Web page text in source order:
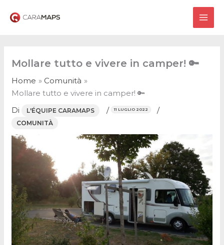
Mollare tutto e vivere in camper! 🔑
Home
Comunità
Mollare tutto e vivere in camper! 🔑
Di
L'ÉQUIPE CARAMAPS / 11 LUGLIO 2022 /
COMUNITÀ